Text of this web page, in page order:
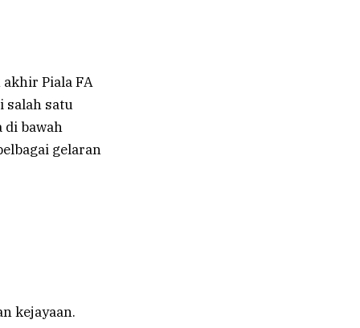
Piala FA
salah satu
di bawah
gelaran
kejayaan.